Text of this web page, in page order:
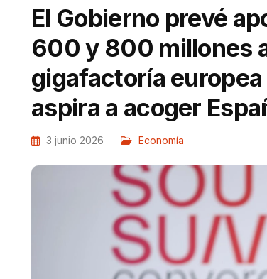
El Gobierno prevé
600 y 800 millones
gigafactoría europea
aspira a acoger
3 junio 2026 Economía